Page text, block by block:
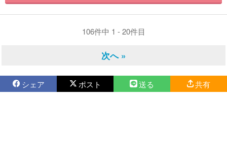
106件中 1 - 20件目
次へ »
シェア ポスト 送る 共有